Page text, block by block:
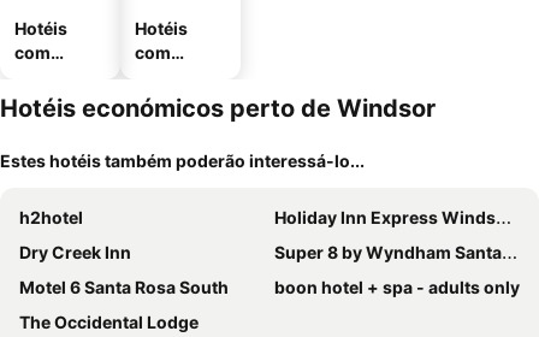
Hotéis
com
Hotéis
com
mento
Hotéis económicos perto de Windsor
Estes hotéis também poderão interessá-lo...
h2hotel
Holiday Inn Express Windsor Sonoma Wine Country By Ihg
Dry Creek Inn
Super 8 by Wyndham Santa Rosa North
Motel 6 Santa Rosa South
boon hotel + spa - adults only
The Occidental Lodge